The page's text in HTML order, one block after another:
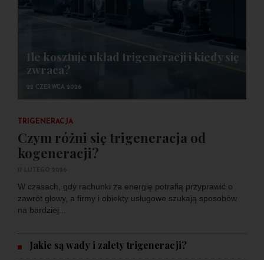
Ile kosztuje układ trigeneracji i kiedy się
zwraca?
22 CZERWCA 2026
TRIGENERACJA
Czym różni się trigeneracja od
kogeneracji?
W czasach, gdy rachunki za energię potrafią przyprawić o
zawrót głowy, a firmy i obiekty usługowe szukają sposobów
na bardziej...
Jakie są wady i zalety trigeneracji?